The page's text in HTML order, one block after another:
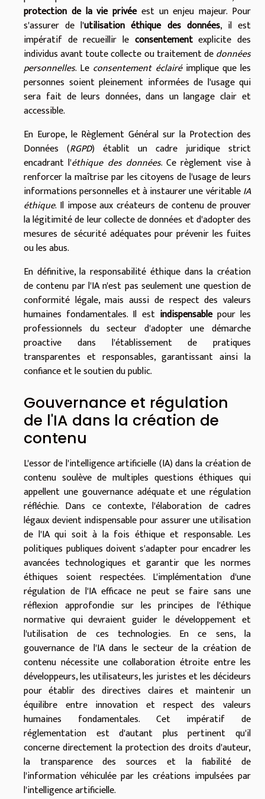
protection de la vie privéeest un enjeu majeur. Pour
s'assurer de l'utilisation éthique des données, il est
impératif de recueillir le consentementexplicite des
individus avant toute collecte ou traitement dedonnées
personnelles. Le consentement éclairéimplique que les
personnes soient pleinement informées de l'usage qui
sera fait de leurs données, dans un langage clair et
accessible.
En Europe, le Règlement Général sur la Protection des
Données (RGPD) établit un cadre juridique strict
encadrant l'éthique des données. Ce règlement vise à
renforcer la maîtrise par les citoyens de l'usage de leurs
informations personnelles et à instaurer une véritableIA
éthique. Il impose aux créateurs de contenu de prouver
la légitimité de leur collecte de données et d'adopter des
mesures de sécurité adéquates pour prévenir les fuites
ou les abus.
En définitive, la responsabilité éthique dans la création
de contenu par l'IA n'est pas seulement une question de
conformité légale, mais aussi de respect des valeurs
humaines fondamentales. Il est indispensablepour les
professionnels du secteur d'adopter une démarche
proactive dans l'établissement de pratiques
transparentes et responsables, garantissant ainsi la
confiance et le soutien du public.
Gouvernance et régulation
de l'IA dans la création de
contenu
L'essor de l'intelligence artificielle (IA) dans la création de
contenu soulève de multiples questions éthiques qui
appellent une gouvernance adéquate et une régulation
réfléchie. Dans ce contexte, l'élaboration de cadres
légaux devient indispensable pour assurer une utilisation
de l'IA qui soit à la fois éthique et responsable. Les
politiques publiques doivent s'adapter pour encadrer les
avancées technologiques et garantir que les normes
éthiques soient respectées. L'implémentation d'une
régulation de l'IA efficace ne peut se faire sans une
réflexion approfondie sur les principes de l'éthique
normative qui devraient guider le développement et
l'utilisation de ces technologies. En ce sens, la
gouvernance de l'IA dans le secteur de la création de
contenu nécessite une collaboration étroite entre les
développeurs, les utilisateurs, les juristes et les décideurs
pour établir des directives claires et maintenir un
équilibre entre innovation et respect des valeurs
humaines fondamentales. Cet impératif de
réglementation est d'autant plus pertinent qu'il
concerne directement la protection des droits d'auteur,
la transparence des sources et la fiabilité de
l'information véhiculée par les créations impulsées par
l'intelligence artificielle.